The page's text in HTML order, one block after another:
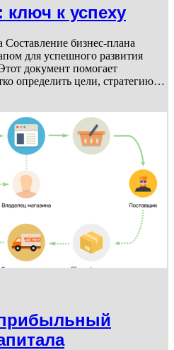
ключ к успеху
Составление бизнес-плана
для успешного развития
документ помогает
определить цели, стратегию…
прибыльный